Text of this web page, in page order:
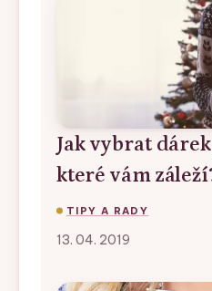
Jak vybrat
které vám
TIPY A RADY
13. 04. 2019